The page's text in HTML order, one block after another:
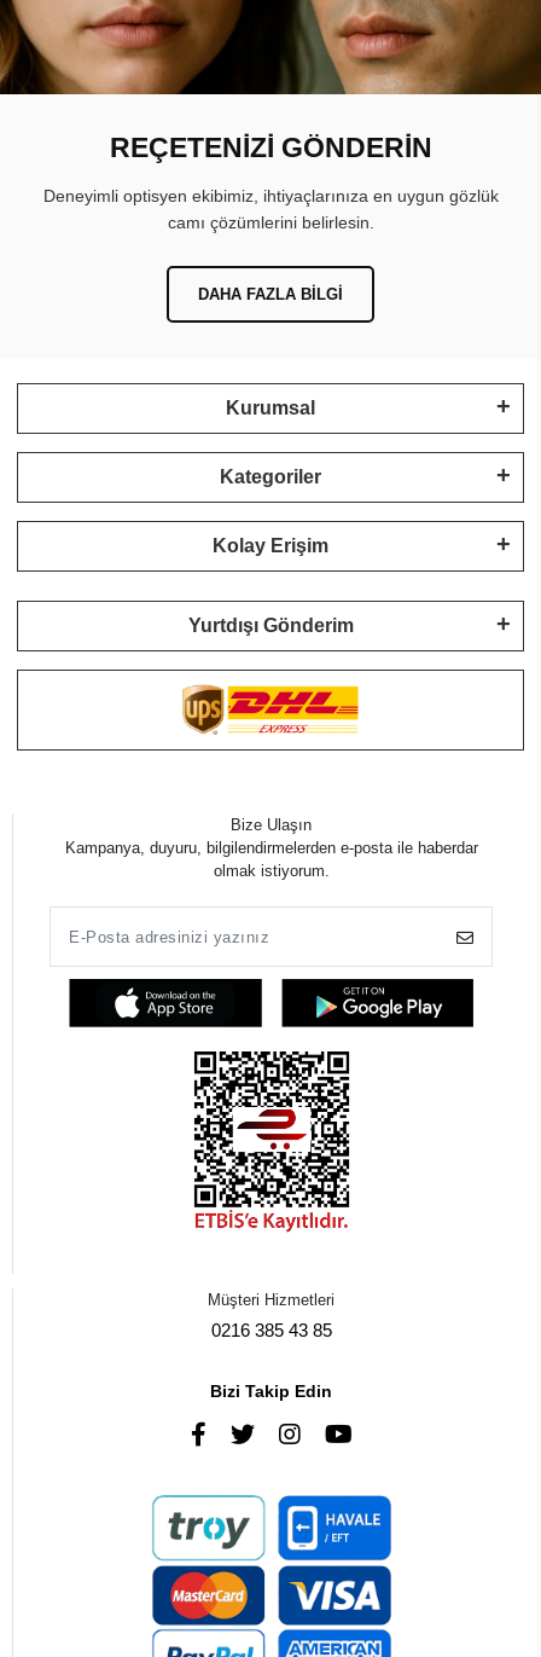
REÇETENİZİ GÖNDERİN
Deneyimli optisyen ekibimiz, ihtiyaçlarınıza en uygun gözlük
camı çözümlerini belirlesin.
DAHA FAZLA BILGI
Kurumsal
Kategoriler
Kolay Erişim
Yurtdışı Gönderim
Bize Ulaşın
Kampanya, duyuru, bilgilendirmelerden e-posta ile haberdar
olmak istiyorum.
Müşteri Hizmetleri
0216 385 43 85
Bizi Takip Edin